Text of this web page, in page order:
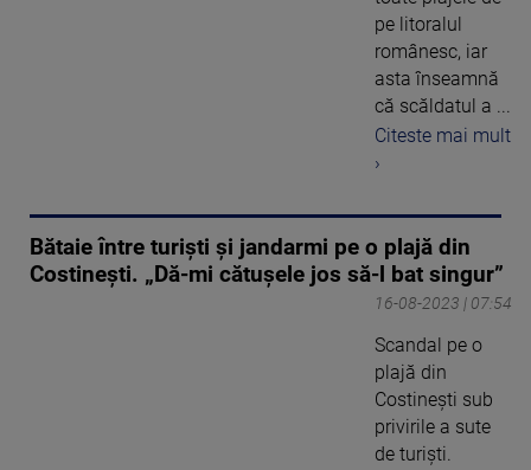
pe litoralul
românesc, iar
asta înseamnă
că scăldatul a ...
Citeste mai mult
›
Bătaie între turiști și jandarmi pe o plajă din
Costinești. „Dă-mi cătușele jos să-l bat singur”
16-08-2023 | 07:54
Scandal pe o
plajă din
Costinești sub
privirile a sute
de turiști.